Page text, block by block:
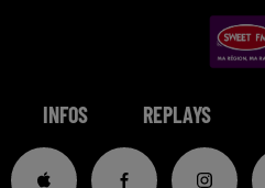
INFOS REPLAYS